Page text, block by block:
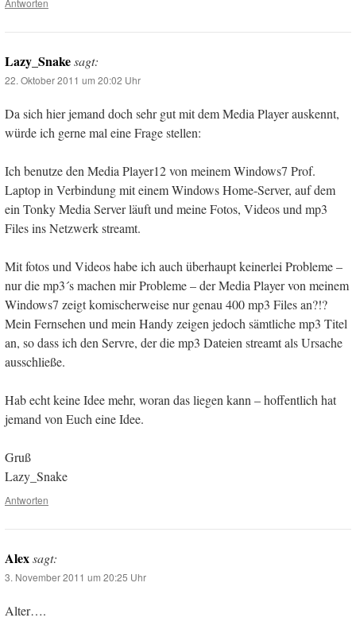
Antworten
Lazy_Snakesagt:
22. Oktober 2011 um 20:02 Uhr
Da sich hier jemand doch sehr gut mit dem Media Player auskennt,
würde ich gerne mal eine Frage stellen:
Ich benutze den Media Player12 von meinem Windows7 Prof.
Laptop in Verbindung mit einem Windows Home-Server, auf dem
ein Tonky Media Server läuft und meine Fotos, Videos und mp3
Files ins Netzwerk streamt.
Mit fotos und Videos habe ich auch überhaupt keinerlei Probleme –
nur die mp3´s machen mir Probleme – der Media Player von meinem
Windows7 zeigt komischerweise nur genau 400 mp3 Files an?!?
Mein Fernsehen und mein Handy zeigen jedoch sämtliche mp3 Titel
an, so dass ich den Servre, der die mp3 Dateien streamt als Ursache
ausschließe.
Hab echt keine Idee mehr, woran das liegen kann – hoffentlich hat
jemand von Euch eine Idee.
Gruß
Lazy_Snake
Antworten
Alexsagt:
3. November 2011 um 20:25 Uhr
Alter….